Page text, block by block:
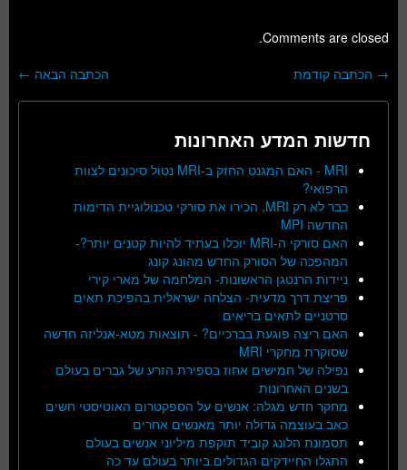
Comments are closed.
ניווט בפוסטים הכתבה הבאה ← → הכתבה קודמת
חדשות המדע האחרונות
MRI - האם המגנט החזק ב-MRI נטול סיכונים לצוות
הרפואי?
כבר לא רק MRI, הכירו את סורקי טכנולוגיית הדימות
החדשה MPI
האם סורקי ה-MRI יוכלו בעתיד להיות קטנים יותר?-
המהפכה של הסורק החדש מהונג קונג
ניידות הרנטגן הראשונות- המלחמה של מארי קירי
פריצת דרך מדעית- הצלחה ישראלית בהפיכת תאים
סרטניים לתאים בריאים
האם ריצה פוגעת בברכיים? - תוצאות מטא-אנליזה חדשה
שסוקרת מחקרי MRI
נפילה של חמישים אחוז בספירת הזרע של גברים בעולם
בשנים האחרונות
מחקר חדש מגלה: אנשים על הספקטרום האוטיסטי חשים
כאב בעוצמה גדולה יותר מאנשים אחרים
תסמונת הלונג קוביד תוקפת מיליוני אנשים בעולם
התגלו החיידקים הגדולים ביותר בעולם עד כה